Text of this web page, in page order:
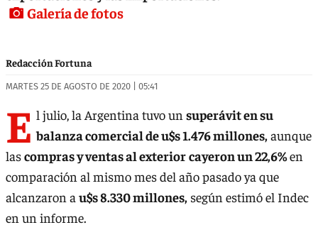
Galería de fotos
Redacción Fortuna
MARTES 25 DE AGOSTO DE 2020 | 05:41
E l julio, la Argentina tuvo un superávit en su
balanza comercial de u$s 1.476 millones,aunque
lascompras y ventas al exteriorcayeron un 22,6%en
comparación al mismo mes del año pasado ya que
alcanzaron a u$s 8.330 millones, según estimó el Indec
en un informe.